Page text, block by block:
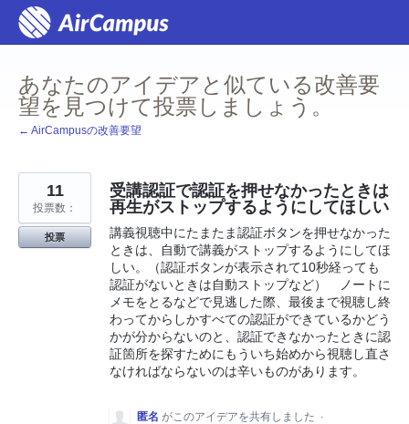
コ
ン
テ
へ
ス
キ
プ
あなたのアイデアと似ている改善要
望を見つけて投票しましょう。
← AirCampusの改善要望
受講認証で認証を押せなかったときは
再生がストップするようにしてほしい
講義視聴中にたまたま認証ボタンを押せなかった
ときは、自動で講義がストップするようにしてほ
しい。（認証ボタンが表示されて10秒経っても
認証がないときは自動ストップなど） ノートに
メモをとるなどで見逃した際、最後まで視聴し終
わってからしかすべての認証ができているかどう
かが分からないのと、認証できなかったときに認
証箇所を探すためにもういち始めから視聴し直さ
なければならないのは辛いものがあります。
11
投票数：
投票
匿名 がこのアイデアを共有しました
·